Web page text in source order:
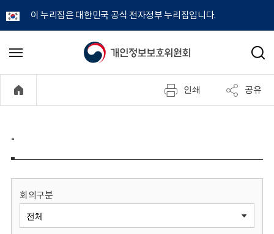
이 누리집은 대한민국 공식 전자정부 누리집입니다.
개
정
보
메
기
검
인쇄 공유
-
회의구분